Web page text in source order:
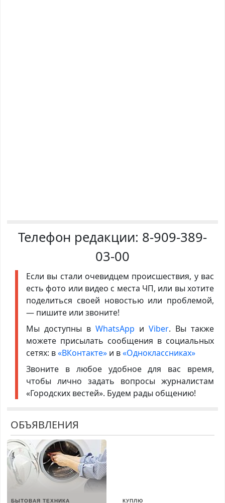
Телефон редакции: 8-909-389-
03-00
Если вы стали очевидцем происшествия, у вас
есть фото или видео с места ЧП, или вы хотите
поделиться своей новостью или проблемой,
— пишите или звоните!
Мы доступны в WhatsApp иViber. Вы также
можете присылать сообщения в социальных
сетях: в«ВКонтакте»и в«Одноклассниках»
Звоните в любое удобное для вас время,
чтобы лично задать вопросы журналистам
«Городских вестей». Будем рады общению!
ОБЪЯВЛЕНИЯ
БЫТОВАЯ ТЕХНИКА КУПЛЮ